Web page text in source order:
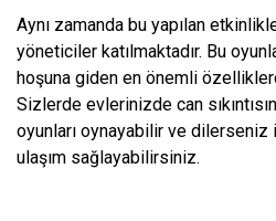
Aynı zamanda bu yapılan
yöneticiler katılmaktadır. Bu
hoşuna giden en önemli
Sizlerde evlerinizde can
oyunları oynayabilir ve
ulaşım sağlayabilirsiniz.